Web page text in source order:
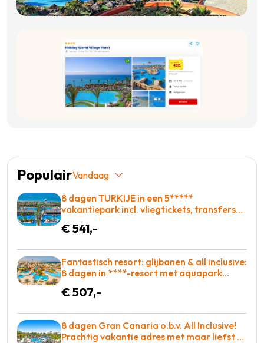
PopulairVandaag
8 dagen TURKIJE in een 5*****
vakantiepark incl. vliegtickets, transfers
€ 541,-
Fantastisch resort: glijbanen & all inclusive:
8 dagen in ****-resort met aquapark
€ 507,-
8 dagen Gran Canaria o.b.v. All Inclusive!
Prachtig vakantie adres met maar liefst 2